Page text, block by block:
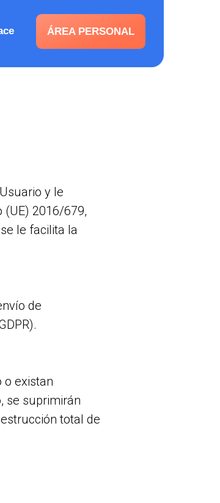
ÁREA PERSONAL
y le
2016/679,
le facilita la
de
o existan
se suprimirán
total de